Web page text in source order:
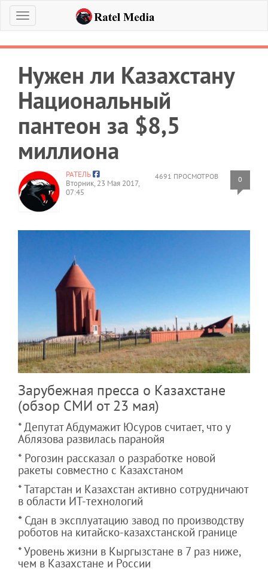
Меню
Нужен ли Казахстану
Национальный
пантеон за $8,5
миллиона
4691 ПРОСМОТРОВ 0
РАТЕЛЬ
Вторник, 23 Мая 2017,
07:45
Зарубежная пресса о Казахстане
(обзор СМИ от 23 мая)
* Депутат Абдумажит Юсуров считает, что у
Аблязова развилась паранойя
* Рогозин рассказал о разработке новой
ракеты совместно с Казахстаном
* Татарстан и Казахстан активно сотрудничают
в области ИТ-технологий
* Сдан в эксплуатацию завод по производству
роботов на китайско-казахстанской границе
* Уровень жизни в Кыргызстане в 7 раз ниже,
чем в Казахстане и России